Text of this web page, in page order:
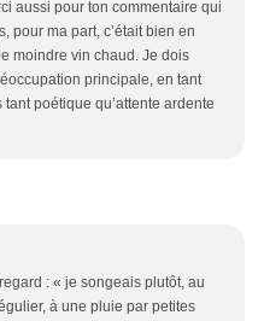
aussi pour ton commentaire qui
pour ma part, c’était bien en
moindre vin chaud. Je dois
principale, en tant
poétique qu’attente ardente
: « je songeais plutôt, au
à une pluie par petites